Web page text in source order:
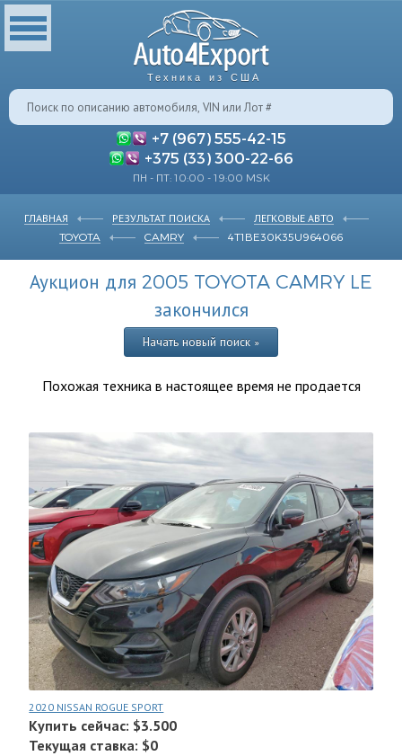
Техника из США
+7 (967) 555-42-15
+375 (33) 300-22-66
ПН - ПТ: 10:00 - 19:00 MSK
ГЛАВНАЯ РЕЗУЛЬТАТ ПОИСКА
ЛЕГКОВЫЕ АВТО
TOYOTA
CAMRY 4T1BE30K35U964066
Аукцион для 2005 TOYOTA CAMRY LE
закончился
Начать новый поиск »
Похожая техника в настоящее время не продается
2020 NISSAN ROGUE SPORT
Купить сейчас: $3.500
Текущая ставка: $0